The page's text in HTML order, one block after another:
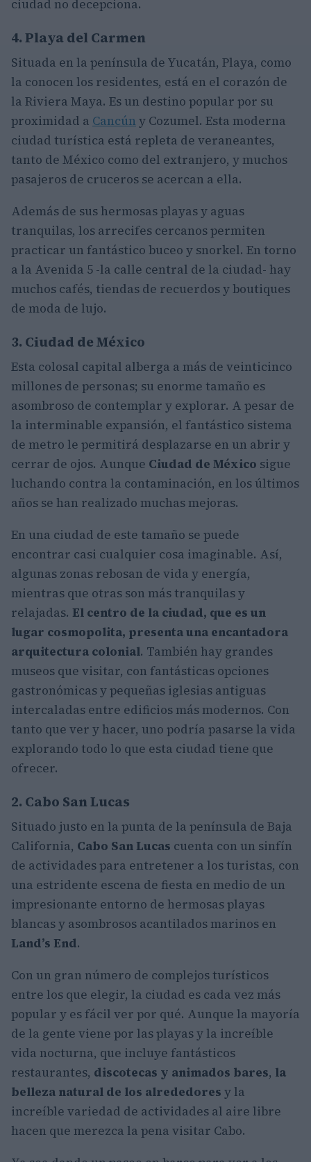
ciudad no decepciona.
4. Playa del Carmen
Situada en la península de Yucatán, Playa, como
la conocen los residentes, está en el corazón de
la Riviera Maya. Es un destino popular por su
proximidad a Cancún y Cozumel. Esta moderna
ciudad turística está repleta de veraneantes,
tanto de México como del extranjero, y muchos
pasajeros de cruceros se acercan a ella.
Además de sus hermosas playas y aguas
tranquilas, los arrecifes cercanos permiten
practicar un fantástico buceo y snorkel. En torno
a la Avenida 5 -la calle central de la ciudad- hay
muchos cafés, tiendas de recuerdos y boutiques
de moda de lujo.
3. Ciudad de México
Esta colosal capital alberga a más de veinticinco
millones de personas; su enorme tamaño es
asombroso de contemplar y explorar. A pesar de
la interminable expansión, el fantástico sistema
de metro le permitirá desplazarse en un abrir y
cerrar de ojos. Aunque Ciudad de México sigue
luchando contra la contaminación, en los últimos
años se han realizado muchas mejoras.
En una ciudad de este tamaño se puede
encontrar casi cualquier cosa imaginable. Así,
algunas zonas rebosan de vida y energía,
mientras que otras son más tranquilas y
relajadas. El centro de la ciudad, que es un
lugar cosmopolita, presenta una encantadora
arquitectura colonial. También hay grandes
museos que visitar, con fantásticas opciones
gastronómicas y pequeñas iglesias antiguas
intercaladas entre edificios más modernos. Con
tanto que ver y hacer, uno podría pasarse la vida
explorando todo lo que esta ciudad tiene que
ofrecer.
2. Cabo San Lucas
Situado justo en la punta de la península de Baja
California, Cabo San Lucas cuenta con un sinfín
de actividades para entretener a los turistas, con
una estridente escena de fiesta en medio de un
impresionante entorno de hermosas playas
blancas y asombrosos acantilados marinos en
Land’s End.
Con un gran número de complejos turísticos
entre los que elegir, la ciudad es cada vez más
popular y es fácil ver por qué. Aunque la mayoría
de la gente viene por las playas y la increíble
vida nocturna, que incluye fantásticos
restaurantes, discotecas y animados bares, la
belleza natural de los alrededores y la
increíble variedad de actividades al aire libre
hacen que merezca la pena visitar Cabo.